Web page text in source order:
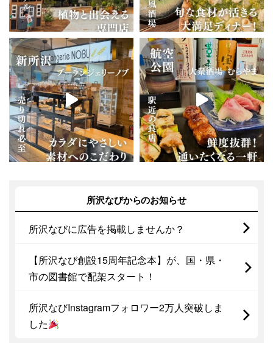
所沢なびからのお知らせ
所沢なびに広告を掲載しませんか？
【所沢なび創設15周年記念本】が、国・県・
市の図書館で配架スタート！
所沢なびInstagramフォロワー2万人突破しま
した